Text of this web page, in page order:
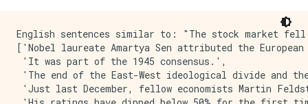
English sentences similar to: "The stock market
['Nobel laureate Amartya Sen attributed the
'It was part of the 1945 consensus.',
'The end of the East-West ideological divide
'Just last December, fellow economists Martin